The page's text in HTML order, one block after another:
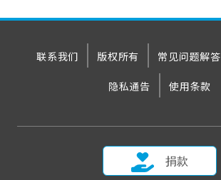
联系我们 版权所有 常见问题解答
隐私通告 使用条款
捐款